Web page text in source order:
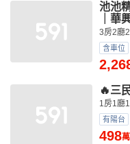
池池
｜華
3房2廳
含車位
🔥三
1房1廳
有陽台
498